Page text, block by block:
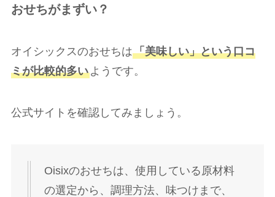
おせちがまずい？
オイシックスのおせちは「美味しい」という口コ
ミが比較的多いようです。
公式サイトを確認してみましょう。
Oisixのおせちは、使用している原材料
の選定から、調理方法、味つけまで、